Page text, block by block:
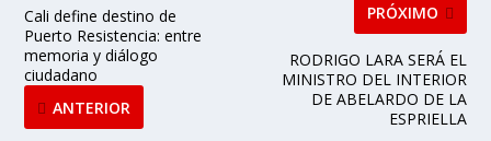
Cali define destino de
Puerto Resistencia: entre
memoria y diálogo
ciudadano
ANTERIOR
PRÓXIMO
RODRIGO LARA SERÁ EL
MINISTRO DEL INTERIOR
DE ABELARDO DE LA
ESPRIELLA